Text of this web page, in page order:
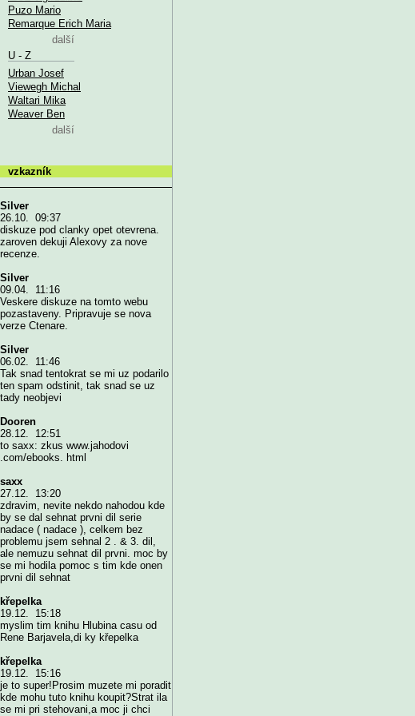
Puzo Mario
Remarque Erich Maria
další
U - Z
Urban Josef
Viewegh Michal
Waltari Mika
Weaver Ben
další
vzkazník
Silver
26.10. 09:37
diskuze pod clanky opet otevrena.
zaroven dekuji Alexovy za nove
recenze.
Silver
09.04. 11:16
Veskere diskuze na tomto webu
pozastaveny. Pripravuje se nova
verze Ctenare.
Silver
06.02. 11:46
Tak snad tentokrat se mi uz podarilo
ten spam odstinit, tak snad se uz
tady neobjevi
Dooren
28.12. 12:51
to saxx: zkus www.jahodovi
.com/ebooks. html
saxx
27.12. 13:20
zdravim, nevite nekdo nahodou kde
by se dal sehnat prvni dil serie
nadace ( nadace ), celkem bez
problemu jsem sehnal 2 . & 3. dil,
ale nemuzu sehnat dil prvni. moc by
se mi hodila pomoc s tim kde onen
prvni dil sehnat
křepelka
19.12. 15:18
myslim tim knihu Hlubina casu od
Rene Barjavela,di ky křepelka
křepelka
19.12. 15:16
je to super!Prosim muzete mi poradit
kde mohu tuto knihu koupit?Strat ila
se mi pri stehovani,a moc ji chci